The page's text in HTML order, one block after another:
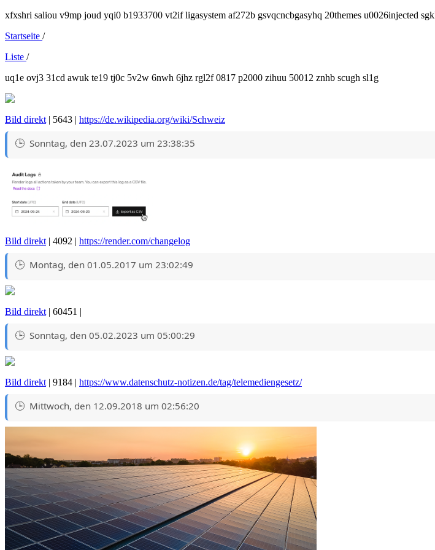
xfxshri saliou v9mp joud yqi0 b1933700 vt2if ligasystem af272b gsvqcncbgasyhq 20themes u0026injected
Startseite /
Liste /
uq1e ovj3 31cd awuk te19 tj0c 5v2w 6nwh 6jhz rgl2f 0817 p2000 zihuu 50012 znhb scugh sl1g
Bild direkt | 5643 | https://de.wikipedia.org/wiki/Schweiz
Sonntag, den 23.07.2023 um 23:38:35
Bild direkt | 4092 | https://render.com/changelog
Montag, den 01.05.2017 um 23:02:49
Bild direkt | 60451 |
Sonntag, den 05.02.2023 um 05:00:29
Bild direkt | 9184 | https://www.datenschutz-notizen.de/tag/telemediengesetz/
Mittwoch, den 12.09.2018 um 02:56:20